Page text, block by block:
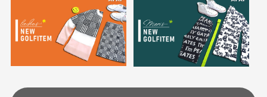
30代女性
高価なブルゾンがお
30代女性
いつも素敵な商品を
す
ご注文下さいませ。
定休日はありますか？
土.日.祝日は定休日となっております。
ユーズド商品の特性故、メンテンスを行っておりま
すが、におい（煙草、香水、お香、古着特有の香
り、柔軟剤等)が付着している場合がございます。